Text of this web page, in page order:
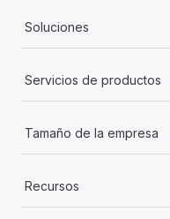
Soluciones
Servicios de productos
Tamaño de la empresa
Recursos